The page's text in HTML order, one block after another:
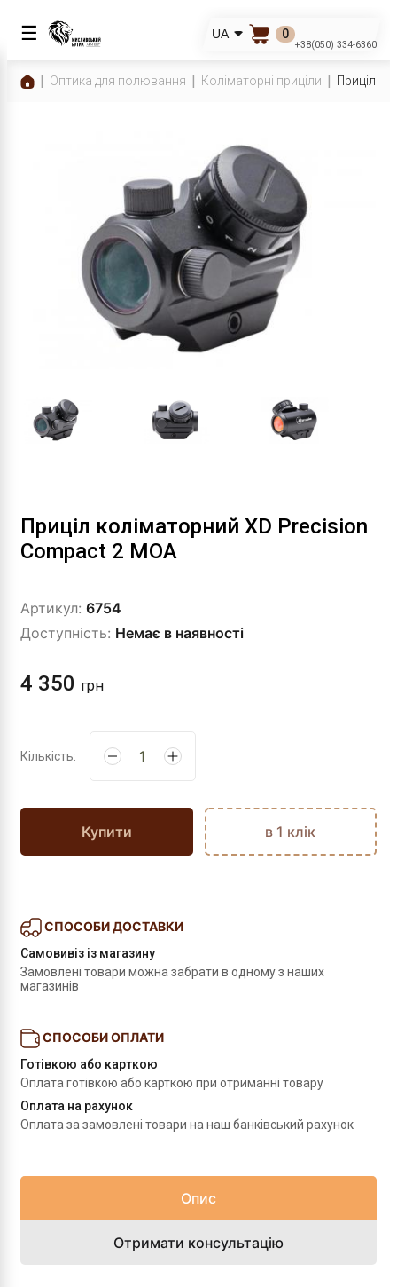
☰ UA 0
+38(050) 334-6360
Оптика для полювання Коліматорні приціли Приціл
Приціл коліматорний XD Precision
Compact 2 MOA
Артикул: 6754
Доступність: Немає в наявності
4 350 грн
Кількість:
Купити в 1 клік
СПОСОБИ ДОСТАВКИ
Самовивіз із магазину
Замовлені товари можна забрати в одному з наших
магазинів
СПОСОБИ ОПЛАТИ
Готівкою або карткою
Оплата готівкою або карткою при отриманні товару
Оплата на рахунок
Оплата за замовлені товари на наш банківський рахунок
Опис
Отримати консультацію